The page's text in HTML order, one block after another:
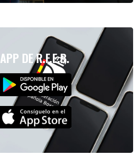
APP DE R.F.E.B.